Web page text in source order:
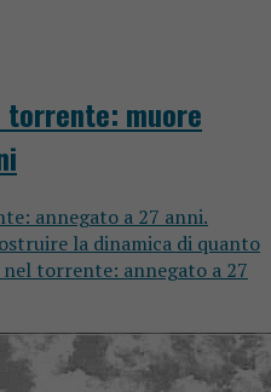
muore
annegato a 27 anni.
la dinamica di quanto
torrente: annegato a 27